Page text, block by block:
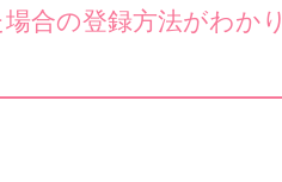
合の登録方法がわかり